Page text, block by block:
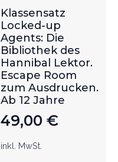
Klassensatz
Locked-up
Agents: Die
Bibliothek des
Hannibal Lektor.
Escape Room
zum Ausdrucken.
Ab 12 Jahre
49,00 €
inkl. MwSt.